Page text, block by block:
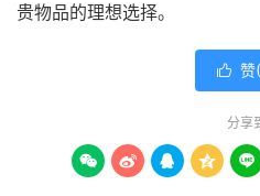
贵物品的理想选择。
 赞(
分享
    